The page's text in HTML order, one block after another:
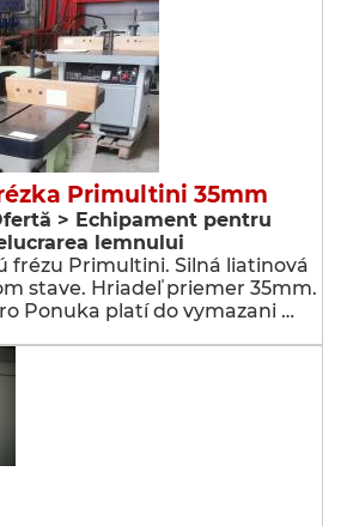
Primultini 35mm
> Echipament pentru
lemnului
frézu Primultini. Silná liatinová
stave. Hriadeľ priemer 35mm.
Ponuka platí do vymazani …